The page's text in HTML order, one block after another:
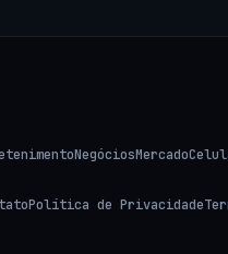
NegóciosMercado
Política de Privacidade